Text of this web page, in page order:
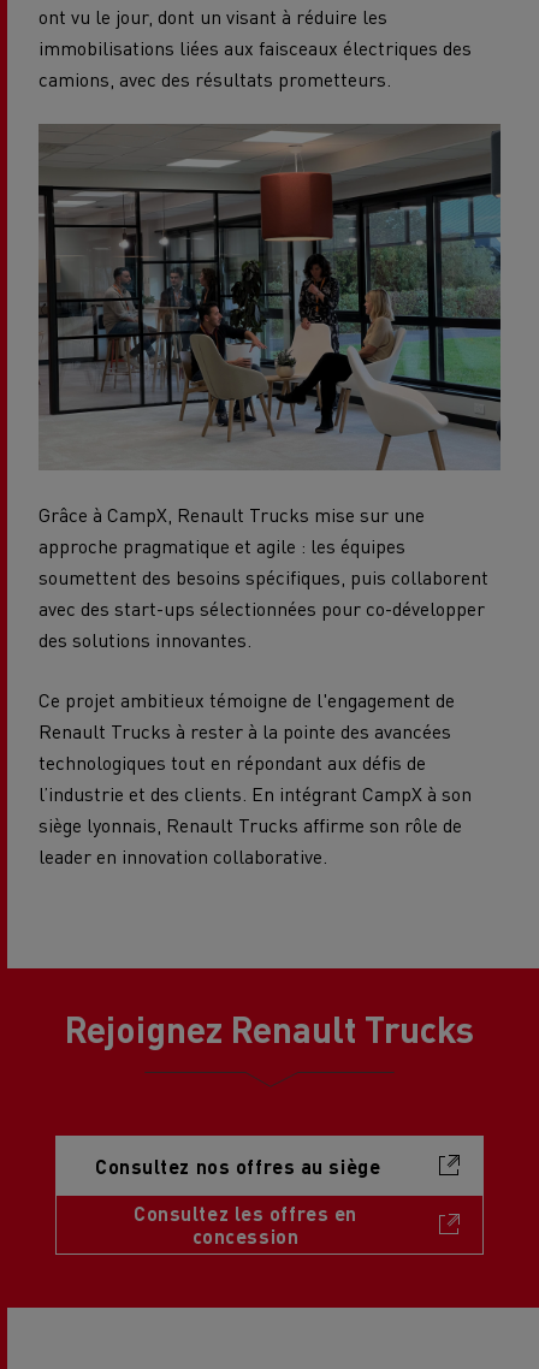
ont vu le jour, dont un visant à réduire les
immobilisations liées aux faisceaux électriques des
camions, avec des résultats prometteurs.
Grâce à CampX, Renault Trucks mise sur une
approche pragmatique et agile : les équipes
soumettent des besoins spécifiques, puis collaborent
avec des start-ups sélectionnées pour co-développer
des solutions innovantes.
Ce projet ambitieux témoigne de l'engagement de
Renault Trucks à rester à la pointe des avancées
technologiques tout en répondant aux défis de
l’industrie et des clients. En intégrant CampX à son
siège lyonnais, Renault Trucks affirme son rôle de
leader en innovation collaborative.
Rejoignez Renault Trucks
Consultez nos offres au siège
Consultez les offres en
concession